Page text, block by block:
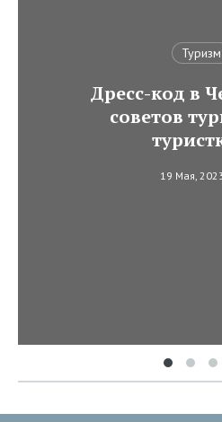
Туризм
Дресс-код в
советов
19 Мая,